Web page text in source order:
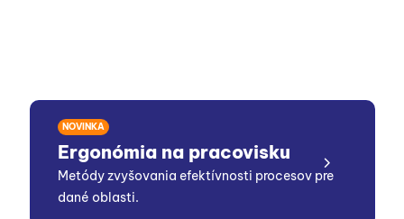
NOVINKA
Ergonómia na pracovisku
Metódy zvyšovania efektívnosti procesov pre
dané oblasti.